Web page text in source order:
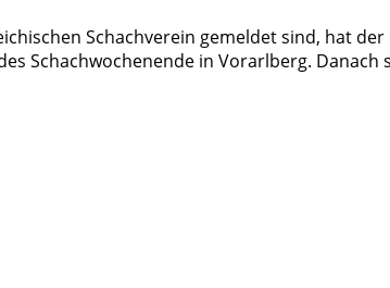
Schachverein gemeldet sind, hat
Schachwochenende in Vorarlberg.